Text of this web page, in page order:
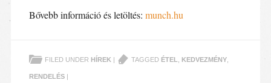
Bővebb információ és letöltés: munch.hu
FILED UNDER HÍREK | TAGGED ÉTEL KEDVEZMÉNY,
RENDELÉS |